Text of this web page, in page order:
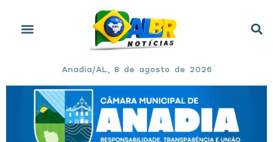
Anadia/AL, 8 de agosto de 2026